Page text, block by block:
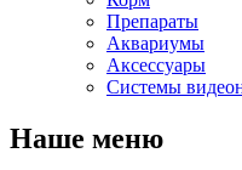
Препараты
Аквариумы
Аксессуары
Cистемы
Наше меню